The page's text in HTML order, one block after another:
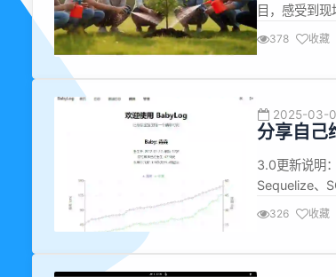
目，感受到
驻沙特大使
378 收藏
2025-03-
分享自己
3.0更新说明
Sequelize、
操作。 视
326 收藏